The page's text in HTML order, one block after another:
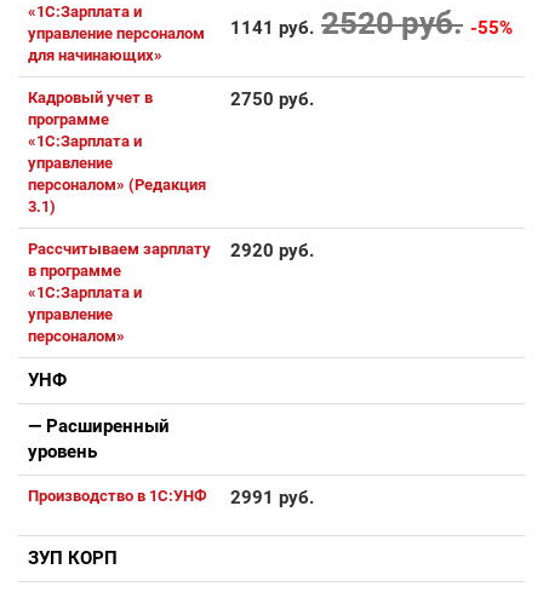
«1С:Зарплата и
управление персоналом
для начинающих»
1141 руб. 2520 руб. -55%
Кадровый учет в
программе
«1С:Зарплата и
управление
персоналом» (Редакция
3.1)
2750 руб.
Рассчитываем зарплату
в программе
«1С:Зарплата и
управление
персоналом»
2920 руб.
УНФ
— Расширенный
уровень
Производство в 1С:УНФ 2991 руб.
ЗУП КОРП